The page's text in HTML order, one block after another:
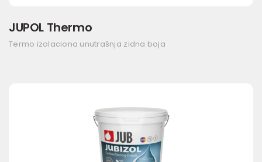
JUPOL Thermo
Termo izolaciona unutrašnja zidna boja